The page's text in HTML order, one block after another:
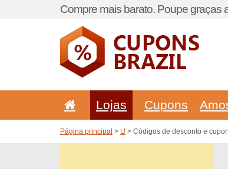
Compre mais barato. Poupe graças
Lojas Cupons
Página principal > U > Códigos de desconto e